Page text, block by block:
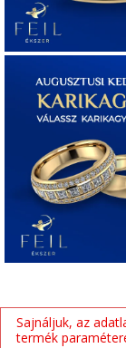
Sajnáljuk, az
termék